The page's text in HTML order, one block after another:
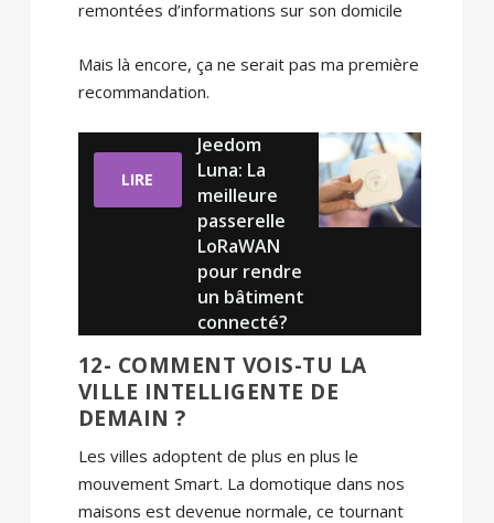
remontées d’informations sur son domicile
Mais là encore, ça ne serait pas ma première
recommandation.
LIRE
Jeedom
Luna: La
meilleure
passerelle
LoRaWAN
pour rendre
un bâtiment
connecté?
12- COMMENT VOIS-TU LA
VILLE INTELLIGENTE DE
DEMAIN ?
Les villes adoptent de plus en plus le
mouvement Smart. La domotique dans nos
maisons est devenue normale, ce tournant